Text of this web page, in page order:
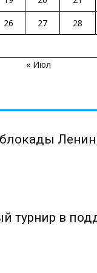
26 27 28
« Июл
турнир в